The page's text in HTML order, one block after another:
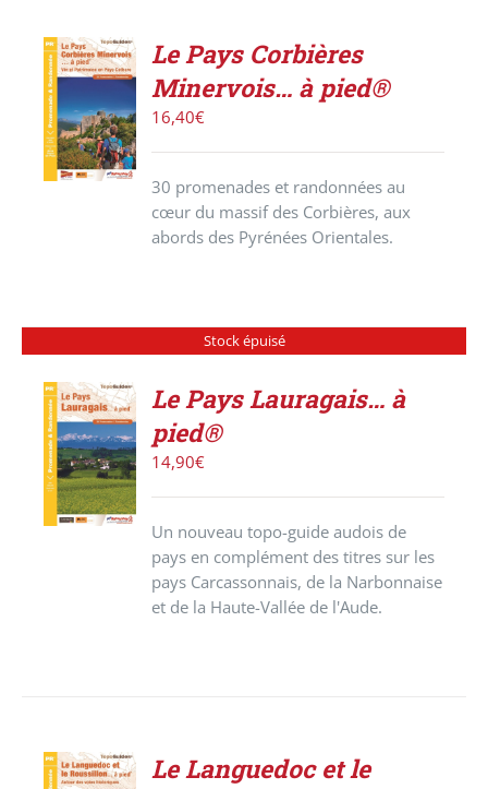
ACHETER
PRODUIT
/
DÉTAILS
Le Pays Corbières
Minervois… à pied®
16,40€
30 promenades et randonnées au
cœur du massif des Corbières, aux
abords des Pyrénées Orientales.
Stock épuisé
DÉTAILS
Le Pays Lauragais… à
pied®
14,90€
Un nouveau topo-guide audois de
pays en complément des titres sur les
pays Carcassonnais, de la Narbonnaise
et de la Haute-Vallée de l'Aude.
ACHETER
Le Languedoc et le